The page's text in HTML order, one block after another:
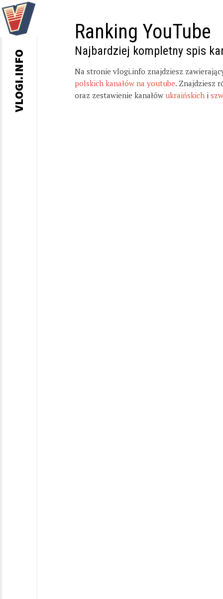
Ranking YouTube
Najbardziej kompletny spis
Na stronie vlogi.info znajdziesz
polskich kanałów na youtube. Znajdziesz
oraz zestawienie kanałów ukraińskich i
VLOGI.INFO